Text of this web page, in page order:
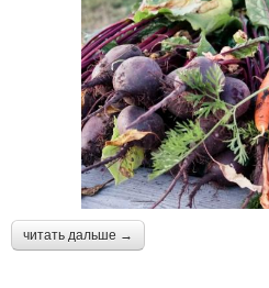
читать дальше →